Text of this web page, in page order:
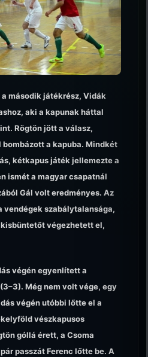
második játékrész, Vidák
aki a kapunak háttal
Rögtön jött a válasz,
bombázott a kapuba. Mindkét
kétkapus játék jellemezte a
ismét a magyar csapatnál
Gál volt eredményes. Az
vendégek szabálytalansága,
végezhetett el,
végén egyenlített a
Még nem volt vége, egy
végén utóbbi lőtte el a
vészkapusos
góllá érett, a Csoma
passzát Ferenc lőtte be. A